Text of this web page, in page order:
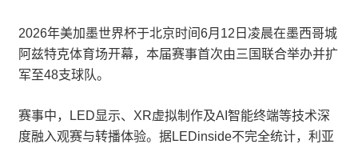
2026年美加墨世界杯于北京时间6月12日凌晨在墨西哥城
阿兹特克体育场开幕，本届赛事首次由三国联合举办并扩
军至48支球队。
赛事中，LED显示、XR虚拟制作及AI智能终端等技术深
度融入观赛与转播体验。据LEDinside不完全统计，利亚